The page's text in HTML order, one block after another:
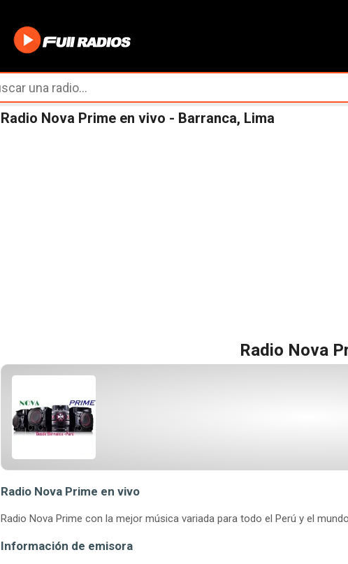
Radio Nova Prime en vivo - Barranca, Lima
Radio Nova
Radio Nova Prime en vivo
Radio Nova Prime con la mejor música variada para todo el Perú y el
Información de emisora